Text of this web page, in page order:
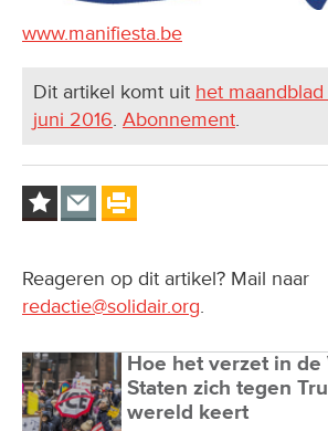
www.manifiesta.be
Dit artikel komt uit het
juni 2016. Abonnement.
Reageren op dit artikel? Mail naar
redactie@solidair.org.
Hoe het verzet in de
Staten zich tegen
wereld keert